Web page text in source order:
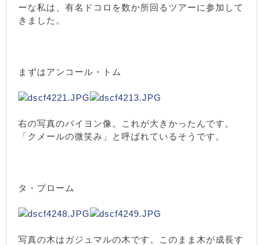
ーな私は、有名ドコロを数か所回るツアーに参加して
きました。
まずはアンコール・トム
右の写真のバイヨン像。これが大きかったんです。
「クメールの微笑み」と呼ばれているそうです。
タ・プローム
写真の木はガジュマルの木です。このまま木が成長す